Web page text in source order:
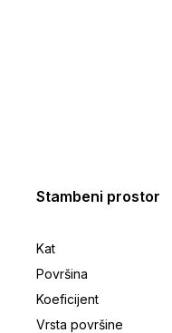
Stambeni prostor
Kat
Površina
Koeficijent
Vrsta površine